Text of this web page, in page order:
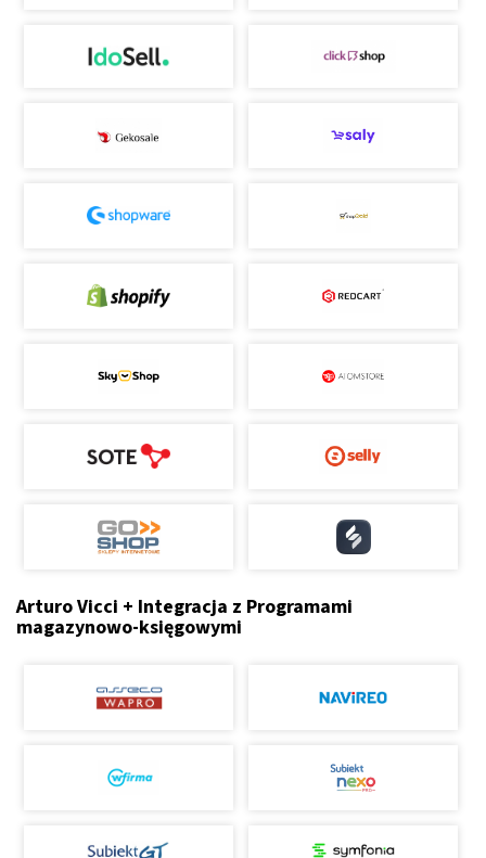
Arturo Vicci + Integracja z Programami
magazynowo-księgowymi